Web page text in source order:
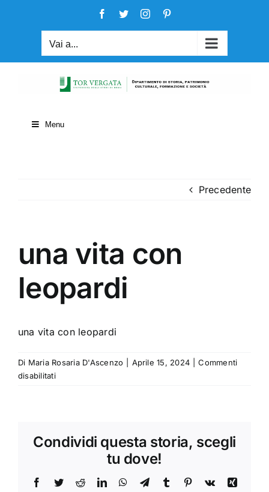
Facebook
TwitterInstagram
Vai a...
Menu
Precedente
una vita con
leopardi
una vita con leopardi
Di Maria Rosaria D'Ascenzo Aprile 15, 2024
Commenti
disabilitatisu
Condividi questa storia, scegli
tu dove!
Facebook
TwitterRedditLinkedInWhatsApp
TelegramTumblr Pinterest
Vk
Xing